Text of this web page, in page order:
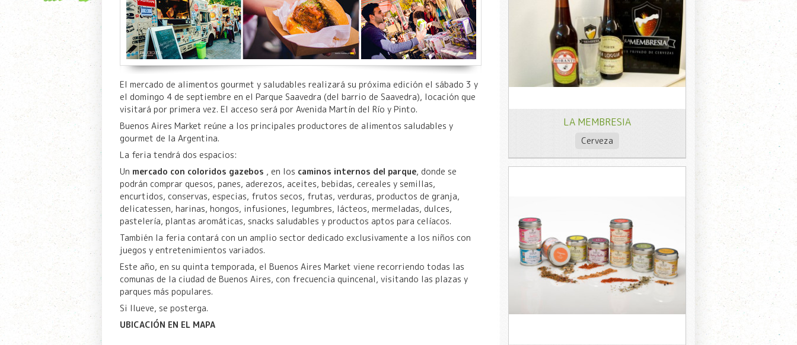
El mercado de alimentos gourmet y saludables realizará su próxima edición el sábado 3 y
el domingo 4 de septiembre en el Parque Saavedra (del barrio de Saavedra), locación que
visitará por primera vez. El acceso será por Avenida Martín del Río y Pinto.
Buenos Aires Market reúne a los principales productores de alimentos saludables y
gourmet de la Argentina.
La feria tendrá dos espacios:
Un mercado con coloridos gazebos , en los caminos internos del parque, donde se
podrán comprar quesos, panes, aderezos, aceites, bebidas, cereales y semillas,
encurtidos, conservas, especias, frutos secos, frutas, verduras, productos de granja,
delicatessen, harinas, hongos, infusiones, legumbres, lácteos, mermeladas, dulces,
pastelería, plantas aromáticas, snacks saludables y productos aptos para celíacos.
También la feria contará con un amplio sector dedicado exclusivamente a los niños con
juegos y entretenimientos variados.
Este año, en su quinta temporada, el Buenos Aires Market viene recorriendo todas las
comunas de la ciudad de Buenos Aires, con frecuencia quincenal, visitando las plazas y
parques más populares.
Si llueve, se posterga.
UBICACIÓN EN EL MAPA
LA MEMBRESIA
Cerveza